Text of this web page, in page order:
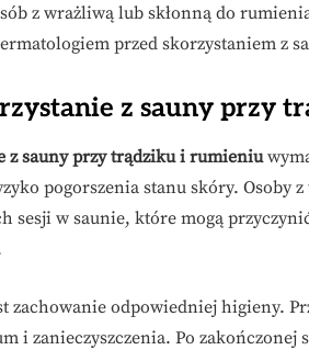
z wrażliwą lub skłonną do
przed skorzystaniem z
z sauny przy
z sauny przy trądziku i rumieniu
pogorszenia stanu skóry. Osoby
sesji w saunie, które mogą
zachowanie odpowiedniej higieny.
i zanieczyszczenia. Po